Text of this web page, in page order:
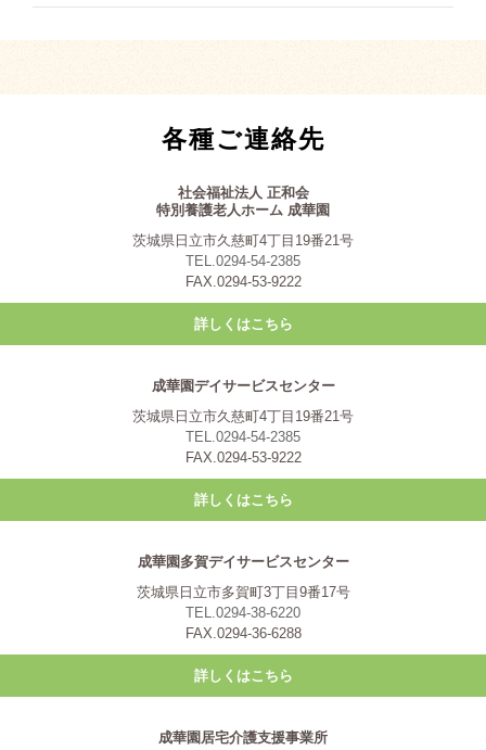
各種ご連絡先
社会福祉法人 正和会
特別養護老人ホーム 成華園
茨城県日立市久慈町4丁目19番21号
TEL.0294-54-2385
FAX.0294-53-9222
詳しくはこちら
成華園デイサービスセンター
茨城県日立市久慈町4丁目19番21号
TEL.0294-54-2385
FAX.0294-53-9222
詳しくはこちら
成華園多賀デイサービスセンター
茨城県日立市多賀町3丁目9番17号
TEL.0294-38-6220
FAX.0294-36-6288
詳しくはこちら
成華園居宅介護支援事業所